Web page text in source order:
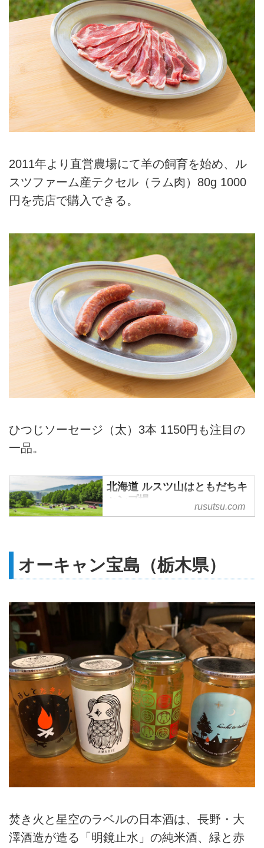
2011年より直営農場にて羊の飼育を始め、ル
スツファーム産テクセル（ラム肉）80g 1000
円を売店で購入できる。
ひつじソーセージ（太）3本 1150円も注目の
一品。
北海道 ルスツ山はともだちキ
ャンプ場
大自然に囲まれたリゾート内のキ
めます。
rusutsu.com
オーキャン宝島（栃木県）
焚き火と星空のラベルの日本酒は、長野・大
澤酒造が造る「明鏡止水」の純米酒、緑と赤